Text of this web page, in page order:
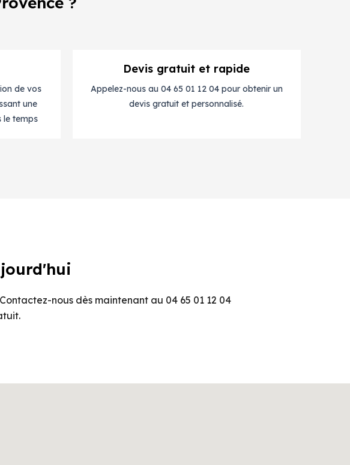
de vos
une
le temps
Devis gratuit et rapide
Appelez-nous au 04 65 01 12 04 pour obtenir un
devis gratuit et personnalisé.
nous dès maintenant au 04 65 01 12 04